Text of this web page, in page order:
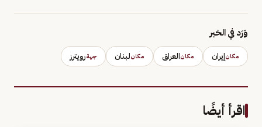
وَرَد في الخبر
مكانإيران مكانالعراق مكانلبنان جهةرويترز
اقرأ أيضًا